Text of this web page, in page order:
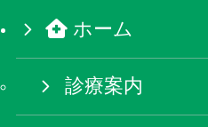
ホーム
診療案内